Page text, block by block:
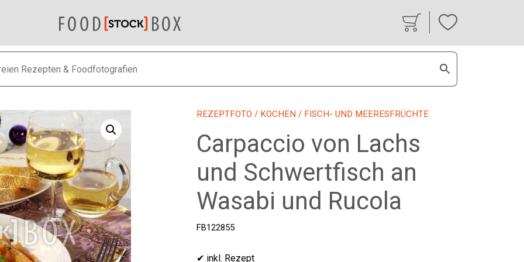
REZEPTFOTO / KOCHEN / FISCH- UND MEERESFRÜCHTE
Carpaccio von Lachs
und Schwertfisch an
Wasabi und Rucola
FB122855
✔ inkl. Rezept